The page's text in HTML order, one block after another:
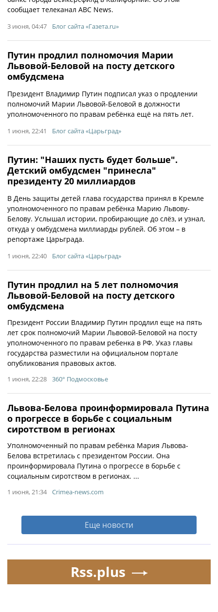
сообщает телеканал ABC News.
3 июня, 04:47 Блог сайта «Газета.ru»
Путин продлил полномочия Марии
Львовой-Беловой на посту детского
омбудсмена
Президент Владимир Путин подписал указ о продлении
полномочий Марии Львовой-Беловой в должности
уполномоченного по правам ребёнка ещё на пять лет.
1 июня, 22:41 Блог сайта «Царьград»
Путин: "Наших пусть будет больше".
Детский омбудсмен "принесла"
президенту 20 миллиардов
В День защиты детей глава государства принял в Кремле
уполномоченного по правам ребёнка Марию Львову-
Белову. Услышал истории, пробирающие до слёз, и узнал,
откуда у омбудсмена миллиарды рублей. Об этом – в
репортаже Царьграда.
1 июня, 22:40 Блог сайта «Царьград»
Путин продлил на 5 лет полномочия
Львовой-Беловой на посту детского
омбудсмена
Президент России Владимир Путин продлил еще на пять
лет срок полномочий Марии Львовой-Беловой на посту
уполномоченного по правам ребенка в РФ. Указ главы
государства разместили на официальном портале
опубликования правовых актов.
1 июня, 22:28 360° Подмосковье
Львова-Белова проинформировала Путина
о прогрессе в борьбе с социальным
сиротством в регионах
Уполномоченный по правам ребёнка Мария Львова-
Белова встретилась с президентом России. Она
проинформировала Путина о прогрессе в борьбе с
социальным сиротством в регионах. ...
1 июня, 21:34 Crimea-news.com
Еще новости
Rss.plus